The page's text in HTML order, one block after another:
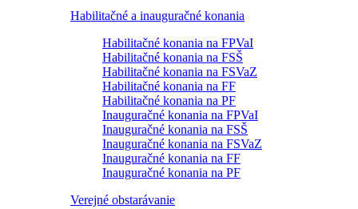
Habilitačné a inauguračné konania
Habilitačné konania na FPVaI
Habilitačné konania na FSŠ
Habilitačné konania na FSVaZ
Habilitačné konania na FF
Habilitačné konania na PF
Inauguračné konania na FPVaI
Inauguračné konania na FSŠ
Inauguračné konania na FSVaZ
Inauguračné konania na FF
Inauguračné konania na PF
Verejné obstarávanie